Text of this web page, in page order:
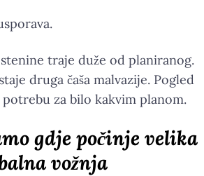
traje duže od planiranog.
druga čaša malvazije. Pogled
za bilo kakvim planom.
gdje počinje velika
vožnja